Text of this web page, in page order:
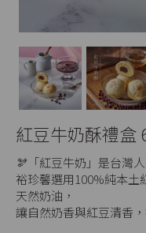
紅豆牛奶酥禮盒
🫘「紅豆牛奶」是台灣
裕珍馨選用100%純本土
天然奶油，
讓自然奶香與紅豆清香